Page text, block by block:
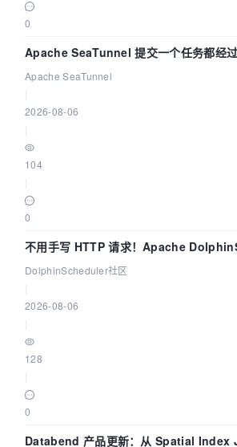
0
Apache SeaTunnel 提交一个任务都经过
Apache SeaTunnel
2026-08-06
104
0
不用手写 HTTP 请求！Apache
dsctl 两分钟上手
DolphinScheduler社区
2026-08-06
128
0
Databend 产品更新：从 Spatial Index